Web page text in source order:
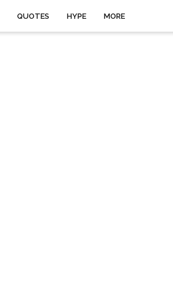
QUOTES HYPE MORE